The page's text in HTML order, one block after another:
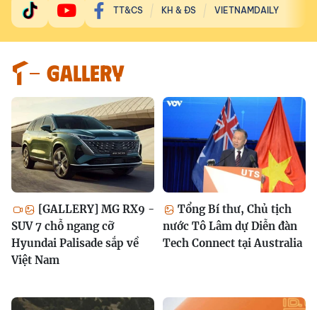
TT&CS KH & ĐS VIETNAMDAILY
GALLERY
[GALLERY] MG RX9 -
SUV 7 chỗ ngang cỡ
Hyundai Palisade sắp về
Việt Nam
Tổng Bí thư, Chủ tịch
nước Tô Lâm dự Diễn đàn
Tech Connect tại Australia